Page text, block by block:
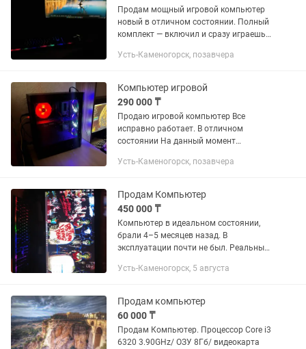
Продам мощный игровой компьютер
новый в отличном состоянии. Полный
комплект — включил и сразу играешь
февраля 2026г Характеристики:
Усть-Каменогорск, позавчера
Компьютер игровой
290 000 ₸
Продаю игровой компьютер Все
исправно работает. В отличном
состоянии На данный момент
характеристики: Видеокарта: NVIDIA
Усть-Каменогорск, позавчера
Продам Компьютер
450 000 ₸
Компьютер в идеальном состоянии,
брали 4–5 месяцев назад. В
эксплуатации почти не был. Реальным
Core i5-12400F Поколение процессора
Усть-Каменогорск, 5 августа
Продам компьютер
60 000 ₸
Продам Компьютер. Процессор Core i3
6320 3.90GHz/ ОЗУ 8Гб/ видеокарта